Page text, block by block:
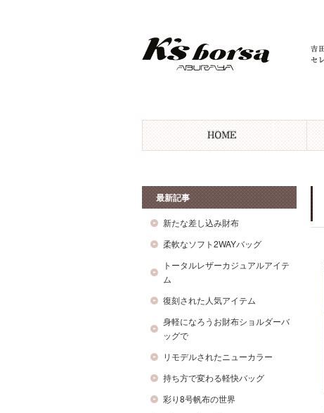
最新記事
新たな差し込み財布
柔軟なソフト2WAYバッグ
トータルレザーカジュアルアイテ
ム
復刻された人気アイテム
身軽になろうお財布ショルダーバ
ッグで
リモデルされたニューカラー
持ち方で変わる軽快バッグ
彩り8号帆布の世界